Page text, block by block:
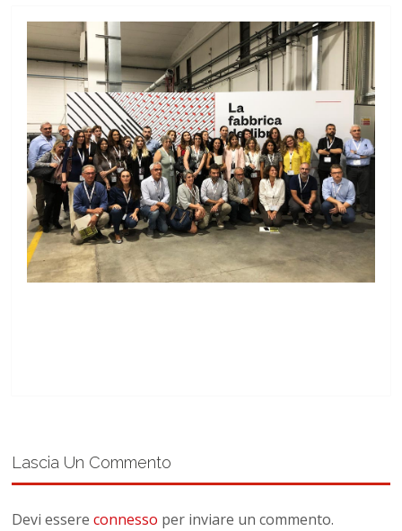
Lascia Un Commento
Devi essereconnesso per inviare un commento.